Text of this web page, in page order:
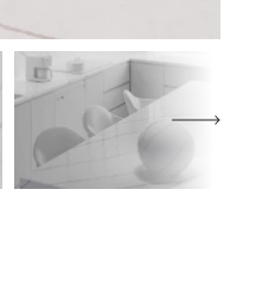
ЖОБАНЫ ЖІБЕРУ